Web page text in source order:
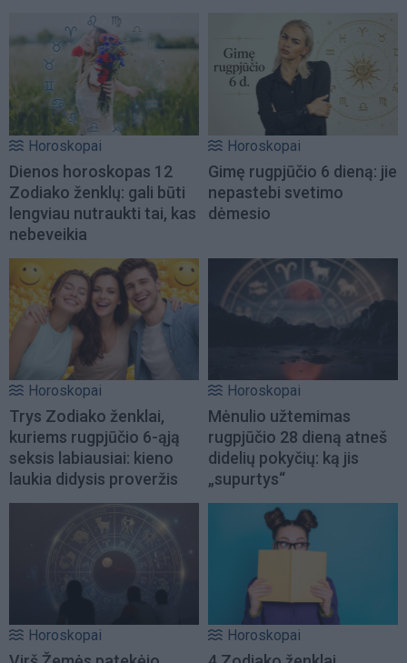
Horoskopai
Dienos horoskopas 12
Zodiako ženklų: gali būti
lengviau nutraukti tai, kas
nebeveikia
Horoskopai
Gimę rugpjūčio 6 dieną: jie
nepastebi svetimo
dėmesio
Horoskopai
Trys Zodiako ženklai,
kuriems rugpjūčio 6-ąją
seksis labiausiai: kieno
laukia didysis proveržis
Horoskopai
Mėnulio užtemimas
rugpjūčio 28 dieną atneš
didelių pokyčių: ką jis
„supurtys“
Horoskopai Horoskopai